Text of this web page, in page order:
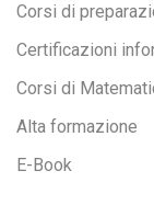
Corsi di
Certificazioni
Corsi di
Alta formazione
E-Book